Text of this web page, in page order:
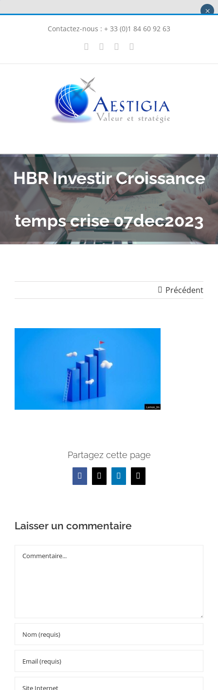
Contactez-nous : + 33 (0)1 84 60 92 63
LinkedInInstagram
HBR Investir Croissance
temps crise 07dec2023
Précédent
Partagez cette page
Facebook
X LinkedInEmail
Laisser un commentaire
Commentaire
×